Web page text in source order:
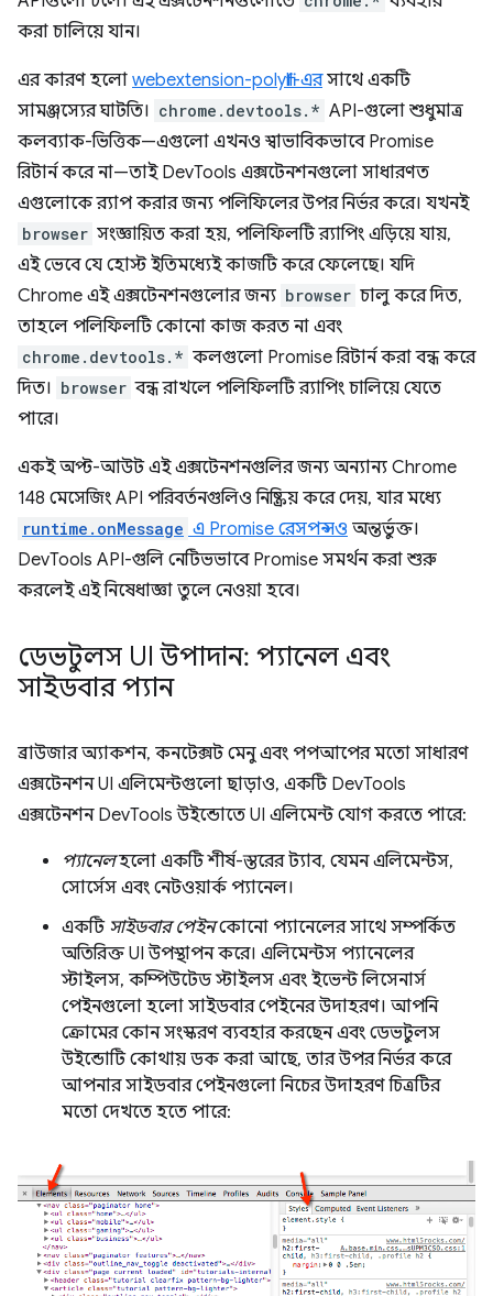
করা চালিয়ে যান।
এর কারণ হলো webextension-polyfill-এরসাথে একটি
সামঞ্জস্যের ঘাটতি। chrome.devtools.* API-গুলো শুধুমাত্র
কলব্যাক-ভিত্তিক—এগুলো এখনও স্বাভাবিকভাবে Promise
রিটার্ন করে না—তাই DevTools এক্সটেনশনগুলো সাধারণত
এগুলোকে র‍্যাপ করার জন্য পলিফিলের উপর নির্ভর করে। যখনই
browser সংজ্ঞায়িত করা হয়, পলিফিলটি র‍্যাপিং এড়িয়ে যায়,
এই ভেবে যে হোস্ট ইতিমধ্যেই কাজটি করে ফেলেছে। যদি
Chrome এই এক্সটেনশনগুলোর জন্য browser চালু করে দিত,
তাহলে পলিফিলটি কোনো কাজ করত না এবং
chrome.devtools.* কলগুলো Promise রিটার্ন করা বন্ধ করে
দিত। browser বন্ধ রাখলে পলিফিলটি র‍্যাপিং চালিয়ে যেতে
পারে।
একই অপ্ট-আউট এই এক্সটেনশনগুলির জন্য অন্যান্য Chrome
148 মেসেজিং API পরিবর্তনগুলিও নিষ্ক্রিয় করে দেয়, যার মধ্যে
runtime.onMessage এ Promise রেসপন্সও অন্তর্ভুক্ত।
DevTools API-গুলি নেটিভভাবে Promise সমর্থন করা শুরু
করলেই এই নিষেধাজ্ঞা তুলে নেওয়া হবে।
ডেভটুলস UI উপাদান: প্যানেল এবং
সাইডবার প্যান
ব্রাউজার অ্যাকশন, কনটেক্সট মেনু এবং পপআপের মতো সাধারণ
এক্সটেনশন UI এলিমেন্টগুলো ছাড়াও, একটি DevTools
এক্সটেনশন DevTools উইন্ডোতে UI এলিমেন্ট যোগ করতে পারে:
প্যানেলহলো একটি শীর্ষ-স্তরের ট্যাব, যেমন এলিমেন্টস,
সোর্সেস এবং নেটওয়ার্ক প্যানেল।
একটি সাইডবার পেইনকোনো প্যানেলের সাথে সম্পর্কিত
অতিরিক্ত UI উপস্থাপন করে। এলিমেন্টস প্যানেলের
স্টাইলস, কম্পিউটেড স্টাইলস এবং ইভেন্ট লিসেনার্স
পেইনগুলো হলো সাইডবার পেইনের উদাহরণ। আপনি
ক্রোমের কোন সংস্করণ ব্যবহার করছেন এবং ডেভটুলস
উইন্ডোটি কোথায় ডক করা আছে, তার উপর নির্ভর করে
আপনার সাইডবার পেইনগুলো নিচের উদাহরণ চিত্রটির
মতো দেখতে হতে পারে: